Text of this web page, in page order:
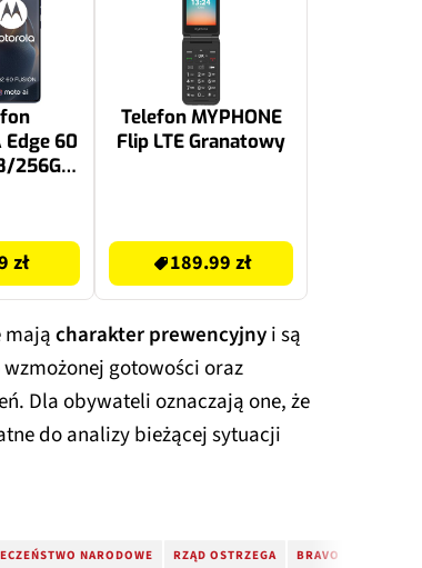
Edge 60
256GB
zł
Telefon MYPHONE
Flip LTE Granatowy
189.99 zł
mającharakter prewencyjnyi są
gotowości oraz
Dla obywateli oznaczają one, że
do analizy bieżącej sytuacji
NARODOWE RZĄD OSTRZEGA BRAVO